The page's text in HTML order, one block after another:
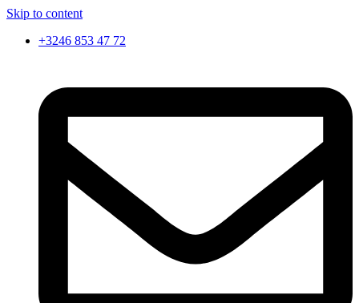
Skip to content
+3246 853 47 72